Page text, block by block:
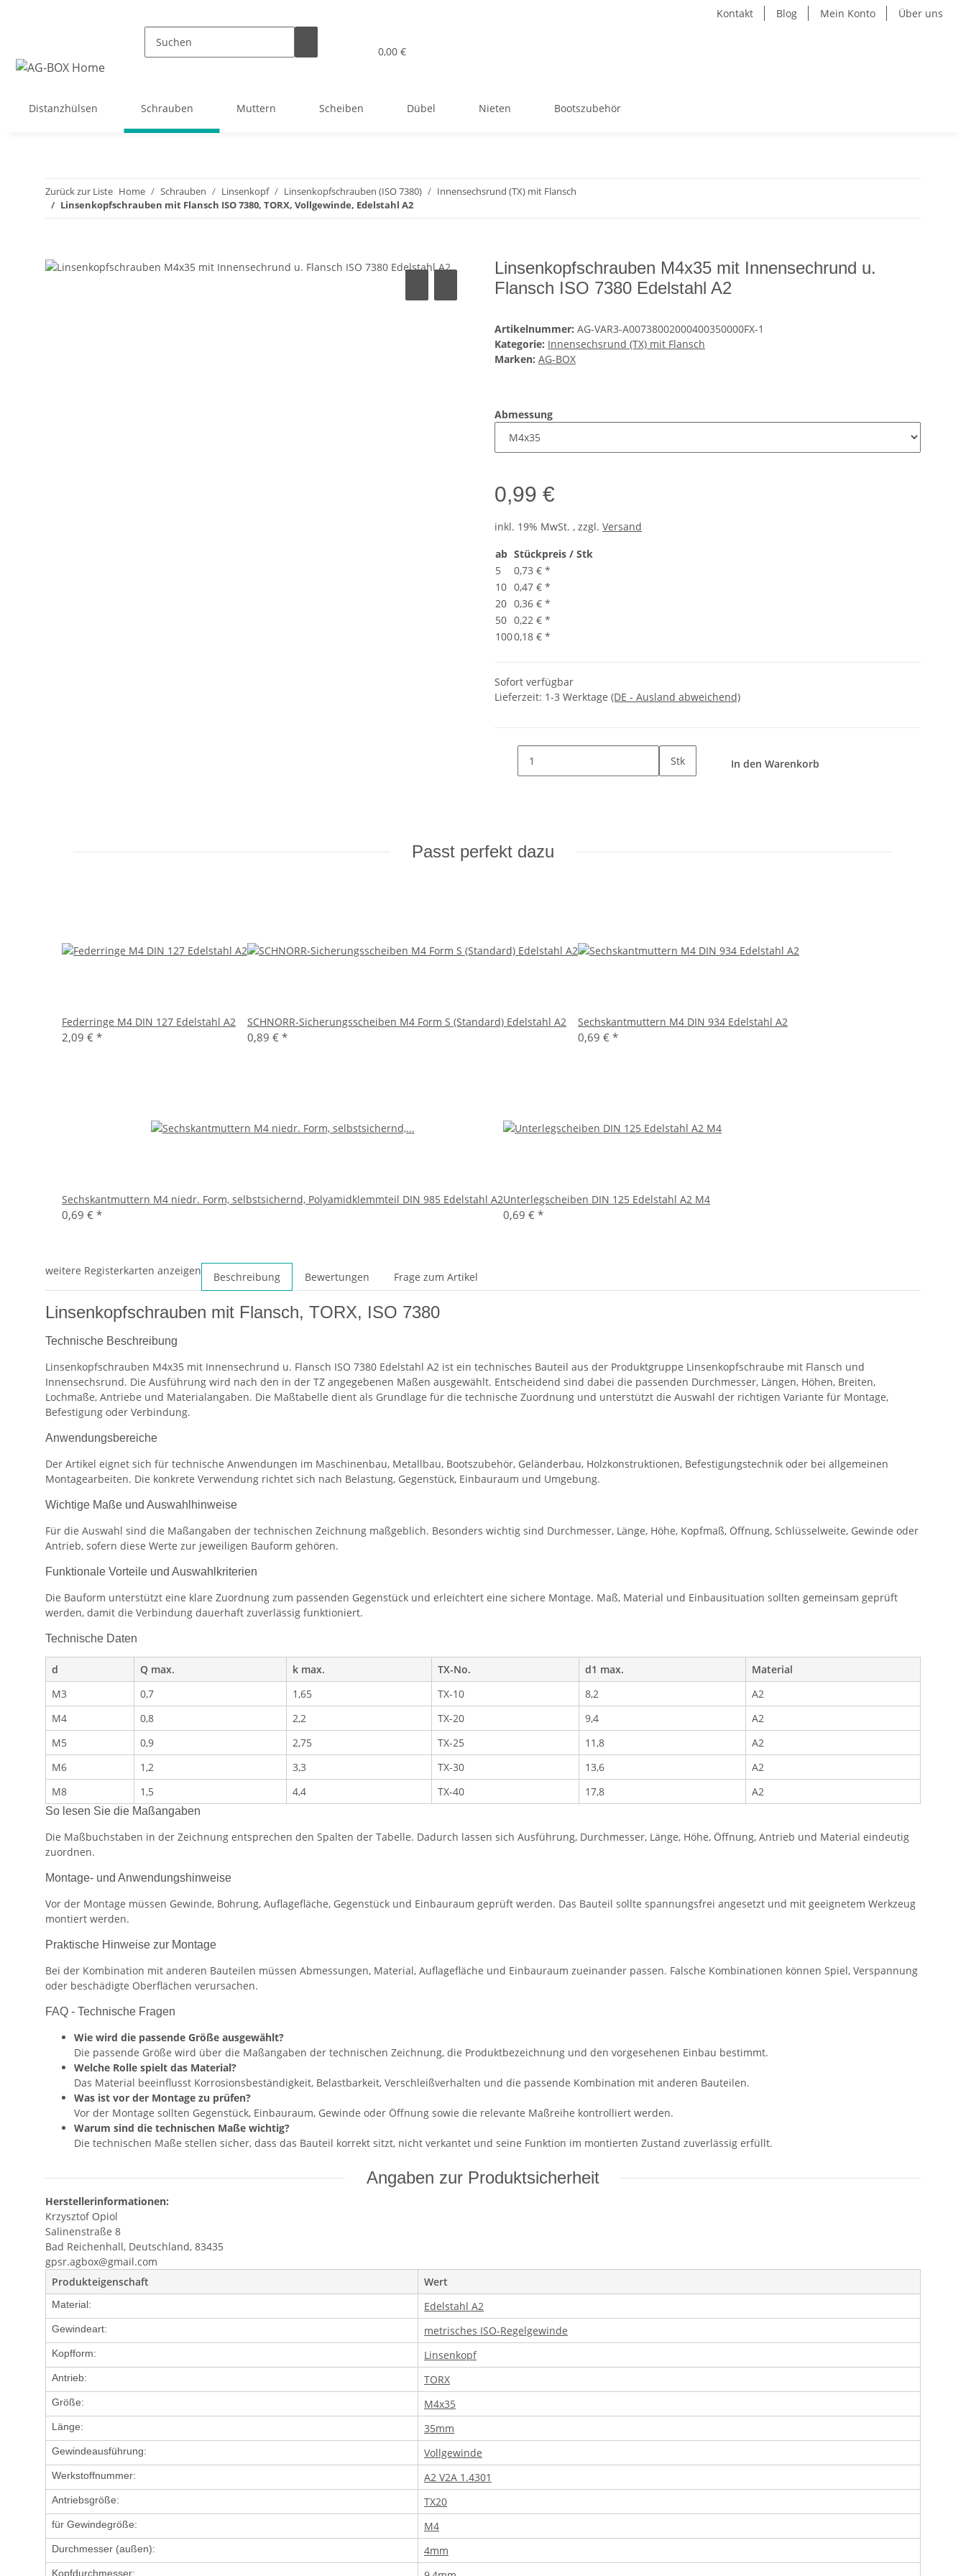
Kontakt Blog Mein Konto Über uns
0,00 €
Distanzhülsen Schrauben Muttern Scheiben Dübel Nieten Bootszubehör
Zurück zur Liste Home Schrauben Linsenkopf Linsenkopfschrauben (ISO 7380)
Innensechsrund (TX) mit Flansch
Linsenkopfschrauben mit Flansch ISO 7380, TORX, Vollgewinde, Edelstahl A2
Linsenkopfschrauben M4x35 mit Innensechrund u.
Flansch ISO 7380 Edelstahl A2
Artikelnummer: AG-VAR3-A00738002000400350000FX-1
Kategorie: Innensechsrund (TX) mit Flansch
Marken: AG-BOX
Abmessung
0,99 €
inkl. 19% MwSt. , zzgl. Versand
ab Stückpreis / Stk
5
0,73 € *
10 0,47 € *
20 0,36 € *
50 0,22 € *
1000,18 € *
Sofort verfügbar
Lieferzeit: 1-3 Werktage (DE - Ausland abweichend)
Stk In den Warenkorb
Passt perfekt dazu
Federringe M4 DIN 127 Edelstahl A2
2,09 € *
SCHNORR-Sicherungsscheiben M4 Form S (Standard) Edelstahl A2
0,89 € *
Sechskantmuttern M4 DIN 934 Edelstahl A2
0,69 € *
Sechskantmuttern M4 niedr. Form, selbstsichernd, Polyamidklemmteil DIN 985 Edelstahl A2
0,69 € *
Unterlegscheiben DIN 125 Edelstahl A2 M4
0,69 € *
weitere Registerkarten anzeigen Beschreibung Bewertungen Frage zum Artikel
Linsenkopfschrauben mit Flansch, TORX, ISO 7380
Technische Beschreibung
Linsenkopfschrauben M4x35 mit Innensechrund u. Flansch ISO 7380 Edelstahl A2 ist ein technisches Bauteil aus der Produktgruppe Linsenkopfschraube mit Flansch und
Innensechsrund. Die Ausführung wird nach den in der TZ angegebenen Maßen ausgewählt. Entscheidend sind dabei die passenden Durchmesser, Längen, Höhen, Breiten,
Lochmaße, Antriebe und Materialangaben. Die Maßtabelle dient als Grundlage für die technische Zuordnung und unterstützt die Auswahl der richtigen Variante für Montage,
Befestigung oder Verbindung.
Anwendungsbereiche
Der Artikel eignet sich für technische Anwendungen im Maschinenbau, Metallbau, Bootszubehör, Geländerbau, Holzkonstruktionen, Befestigungstechnik oder bei allgemeinen
Montagearbeiten. Die konkrete Verwendung richtet sich nach Belastung, Gegenstück, Einbauraum und Umgebung.
Wichtige Maße und Auswahlhinweise
Für die Auswahl sind die Maßangaben der technischen Zeichnung maßgeblich. Besonders wichtig sind Durchmesser, Länge, Höhe, Kopfmaß, Öffnung, Schlüsselweite, Gewinde oder
Antrieb, sofern diese Werte zur jeweiligen Bauform gehören.
Funktionale Vorteile und Auswahlkriterien
Die Bauform unterstützt eine klare Zuordnung zum passenden Gegenstück und erleichtert eine sichere Montage. Maß, Material und Einbausituation sollten gemeinsam geprüft
werden, damit die Verbindung dauerhaft zuverlässig funktioniert.
Technische Daten
d Q max. k max. TX-No. d1 max.
Material
M3
0,7 1,65 TX-10 8,2
A2
M4
0,8 2,2 TX-20 9,4
A2
M5
0,9 2,75 TX-25 11,8
A2
M6
1,2 3,3 TX-30 13,6
A2
M8
1,5 4,4 TX-40 17,8 A2
So lesen Sie die Maßangaben
Die Maßbuchstaben in der Zeichnung entsprechen den Spalten der Tabelle. Dadurch lassen sich Ausführung, Durchmesser, Länge, Höhe, Öffnung, Antrieb und Material eindeutig
zuordnen.
Montage- und Anwendungshinweise
Vor der Montage müssen Gewinde, Bohrung, Auflagefläche, Gegenstück und Einbauraum geprüft werden. Das Bauteil sollte spannungsfrei angesetzt und mit geeignetem Werkzeug
montiert werden.
Praktische Hinweise zur Montage
Bei der Kombination mit anderen Bauteilen müssen Abmessungen, Material, Auflagefläche und Einbauraum zueinander passen. Falsche Kombinationen können Spiel, Verspannung
oder beschädigte Oberflächen verursachen.
FAQ - Technische Fragen
Wie wird die passende Größe ausgewählt?
Die passende Größe wird über die Maßangaben der technischen Zeichnung, die Produktbezeichnung und den vorgesehenen Einbau bestimmt.
Welche Rolle spielt das Material?
Das Material beeinflusst Korrosionsbeständigkeit, Belastbarkeit, Verschleißverhalten und die passende Kombination mit anderen Bauteilen.
Was ist vor der Montage zu prüfen?
Vor der Montage sollten Gegenstück, Einbauraum, Gewinde oder Öffnung sowie die relevante Maßreihe kontrolliert werden.
Warum sind die technischen Maße wichtig?
Die technischen Maße stellen sicher, dass das Bauteil korrekt sitzt, nicht verkantet und seine Funktion im montierten Zustand zuverlässig erfüllt.
Angaben zur Produktsicherheit
Herstellerinformationen:
Krzysztof Opiol
Salinenstraße 8
Bad Reichenhall, Deutschland, 83435
gpsr.agbox@gmail.com
Produkteigenschaft
Wert
Material: Edelstahl A2
Gewindeart: metrisches ISO-Regelgewinde
Kopfform: Linsenkopf
Antrieb: TORX
Größe: M4x35
Länge: 35mm
Gewindeausführung: Vollgewinde
Werkstoffnummer: A2 V2A 1.4301
Antriebsgröße: TX20
für Gewindegröße: M4
Durchmesser (außen): 4mm
Kopfdurchmesser: